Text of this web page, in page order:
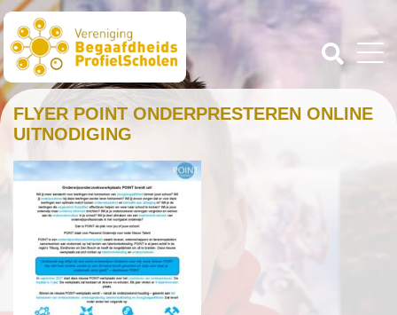
FLYER POINT ONDERPRESTEREN ONLINE
UITNODIGING